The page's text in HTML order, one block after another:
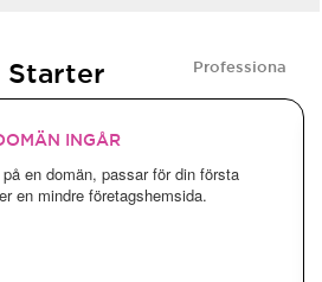
Starter Professional
INGÅR
en domän, passar för din första
en mindre företagshemsida.